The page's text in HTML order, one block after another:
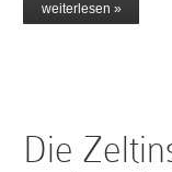
weiterlesen »
Die